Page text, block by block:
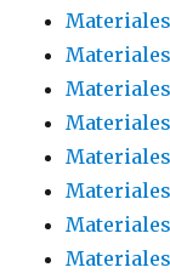
Materiales
Materiales
Materiales